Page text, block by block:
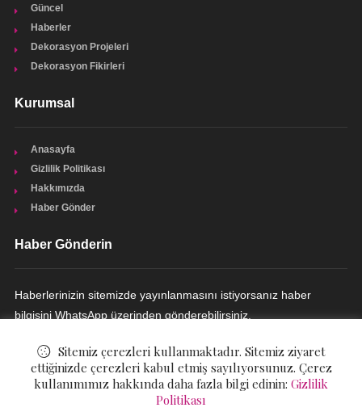
Güncel
Haberler
Dekorasyon Projeleri
Dekorasyon Fikirleri
Kurumsal
Anasayfa
Gizlilik Politikası
Hakkımızda
Haber Gönder
Haber Gönderin
Haberlerinizin sitemizde yayınlanmasını istiyorsanız haber
bilgisini WhatsApp üzerinden gönderebilirsiniz.
Sitemiz çerezleri kullanmaktadır. Sitemiz ziyaret
ettiğinizde çerezleri kabul etmiş sayılıyorsunuz. Çerez
kullanımımız hakkında daha fazla bilgi edinin: Gizlilik
Politikası